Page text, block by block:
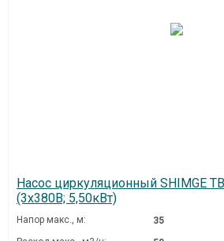
Насос циркуляционный SHIMGE
(3х380В; 5,50кВт)
Напор макс., м:
35